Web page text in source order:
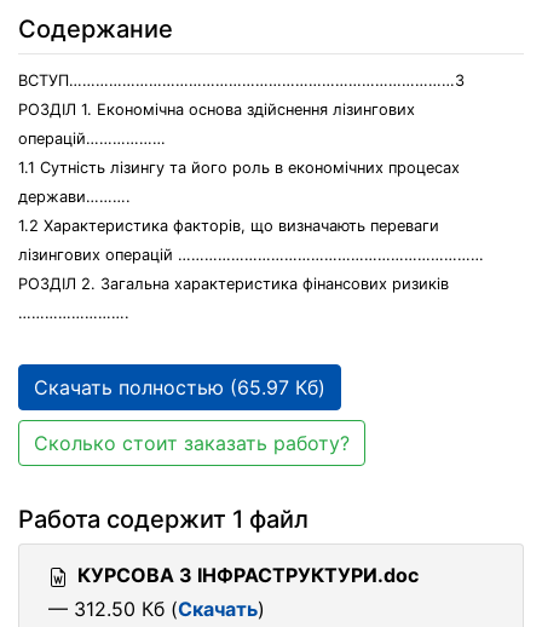
Содержание
ВСТУП……………………………………………………………………………3
РОЗДІЛ 1. Економічна основа здійснення лізингових
операцій………………
1.1 Сутність лізингу та його роль в економічних процесах
держави……….
1.2 Характеристика факторів, що визначають переваги
лізингових операцій ……………………………………………………………
РОЗДІЛ 2. Загальна характеристика фінансових ризиків
…………………….
Скачать полностью (65.97 Кб)
Сколько стоит заказать работу?
Работа содержит 1 файл
КУРСОВА З ІНФРАСТРУКТУРИ.doc
— 312.50 Кб (Скачать)